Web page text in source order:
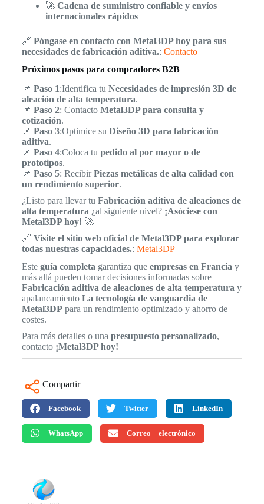
🚀 Cadena de suministro confiable y envíos
internacionales rápidos
🔗 Póngase en contacto con Metal3DP hoy para sus
necesidades de fabricación aditiva.: Contacto
Próximos pasos para compradores B2B
📌 Paso 1:Identifica tu Necesidades de impresión 3D de
aleación de alta temperatura.
📌 Paso 2: Contacto Metal3DP para consulta y
cotización.
📌 Paso 3:Optimice su Diseño 3D para fabricación
aditiva.
📌 Paso 4:Coloca tu pedido al por mayor o de
prototipos.
📌 Paso 5: RecibirPiezas metálicas de alta calidad con
un rendimiento superior.
¿Listo para llevar tu Fabricación aditiva de aleaciones de
alta temperatura ¿al siguiente nivel? ¡Asóciese con
Metal3DP hoy! 🚀
🔗 Visite el sitio web oficial de Metal3DP para explorar
todas nuestras capacidades.: Metal3DP
Este guía completa garantiza que empresas en Francia y
más allá pueden tomar decisiones informadas sobre
Fabricación aditiva de aleaciones de alta temperatura y
apalancamiento La tecnología de vanguardia de
Metal3DPpara un rendimiento optimizado y ahorro de
costes.
Para más detalles o una presupuesto personalizado,
contacto ¡Metal3DP hoy!
Compartir
Facebook Twitter LinkedIn
WhatsApp Correo electrónico